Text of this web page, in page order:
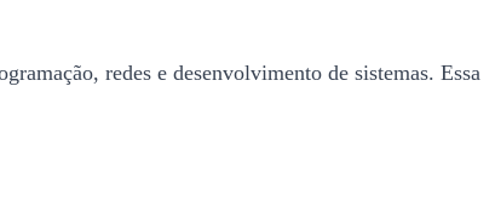
redes e desenvolvimento de sistemas. Essa